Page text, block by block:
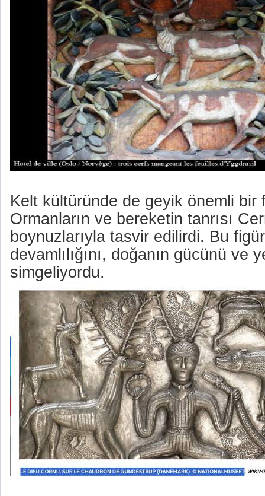
Kelt kültüründe de geyik önemli bir
Ormanların ve bereketin tanrısı
boynuzlarıyla tasvir edilirdi. Bu
devamlılığını, doğanın gücünü ve
simgeliyordu.